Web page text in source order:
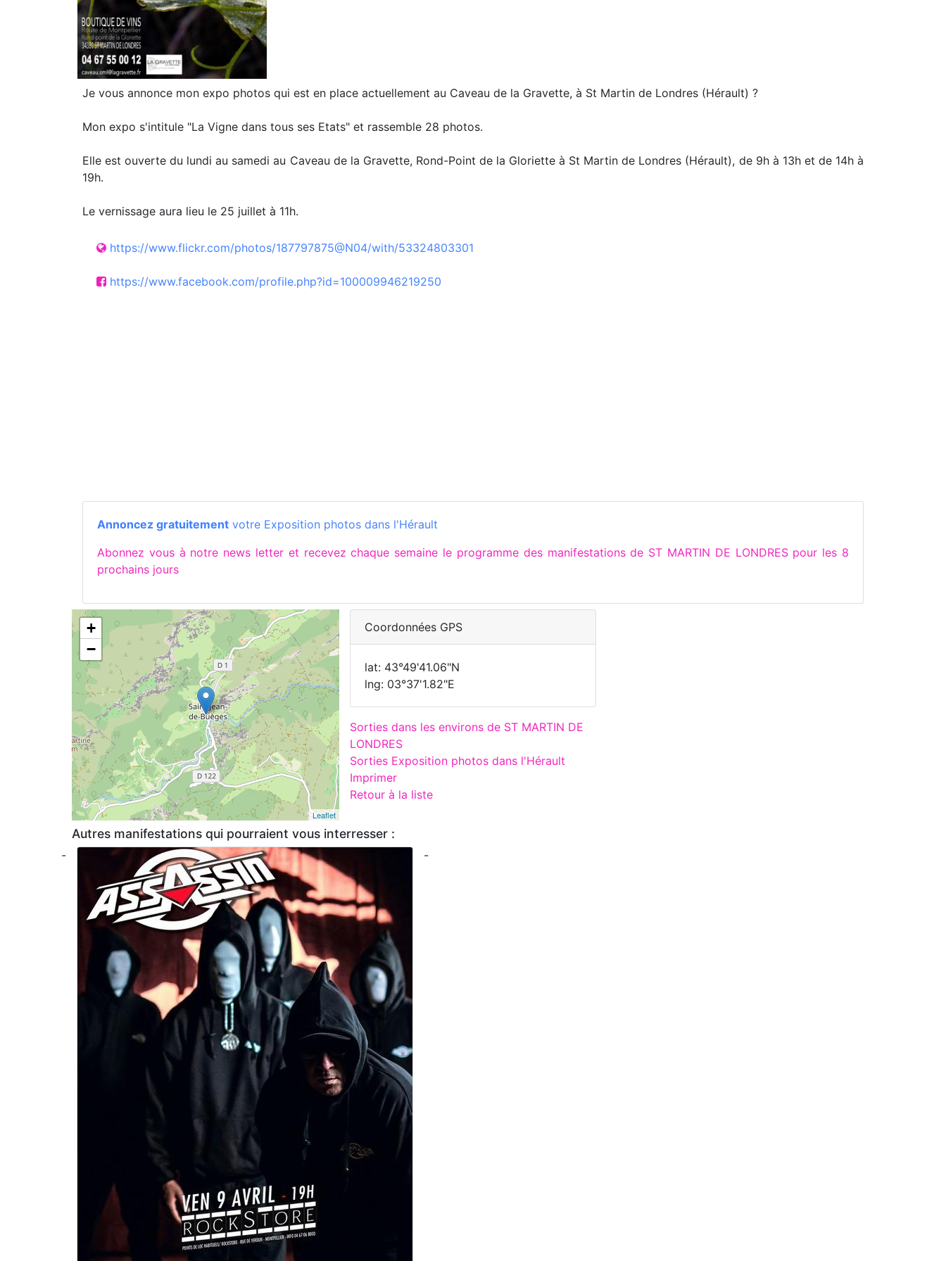
Je vous annonce mon expo photos qui est en place actuellement au Caveau de la Gravette, à St Martin de Londres (Hérault) ?
Mon expo s'intitule "La Vigne dans tous ses Etats" et rassemble 28 photos.
Elle est ouverte du lundi au samedi au Caveau de la Gravette, Rond-Point de la Gloriette à St Martin de Londres (Hérault), de 9h à 13h et de 14h à
19h.
Le vernissage aura lieu le 25 juillet à 11h.
https://www.flickr.com/photos/187797875@N04/with/53324803301
https://www.facebook.com/profile.php?id=100009946219250
Annoncez gratuitement votre Exposition photos dans l'Hérault
Abonnez vous à notre news letter et recevez chaque semaine le programme des manifestations de ST MARTIN DE LONDRES pour les 8
prochains jours
+
−
Leaflet
Coordonnées GPS
lat: 43°49'41.06"N
lng: 03°37'1.82"E
Sorties dans les environs de ST MARTIN DE
LONDRES
Sorties Exposition photos dans l'Hérault
Imprimer
Retour à la liste
Autres manifestations qui pourraient vous interresser :
- -